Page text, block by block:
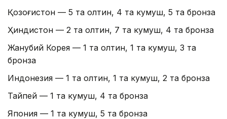
Қозоғистон — 5 та олтин, 4 та кумуш, 5 та бронза
Ҳиндистон — 2 та олтин, 7 та кумуш, 4 та бронза
Жанубий Корея — 1 та олтин, 1 та кумуш, 3 та
бронза
Индонезия — 1 та олтин, 1 та кумуш, 2 та бронза
Тайпей — 1 та кумуш, 4 та бронза
Япония — 1 та кумуш, 5 та бронза